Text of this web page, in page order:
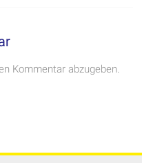
Kommentar abzugeben.